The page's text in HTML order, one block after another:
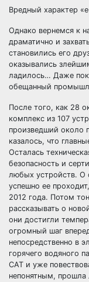
Вредный характер
Однако вернемся к
драматично и
становились его
оказывались
ладилось… Даже
обещанный
После того, как 28
комплекс из 107
произведший около
казалось, что
Осталась
безопасность и
любых устройств. О
успешно ее
2012 года. Потом
рассказывать о
они достигли
огромный шаг
непосредственно в
горячего водяного
САТ и уже
непонятным,